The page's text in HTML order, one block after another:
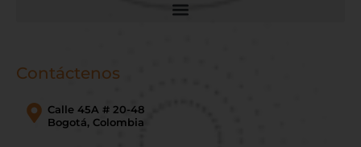
Contáctenos
Calle 45A # 20-48
Bogotá, Colombia